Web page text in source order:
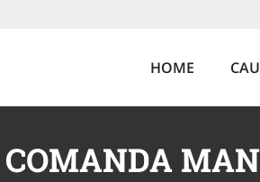
HOME
COMANDA